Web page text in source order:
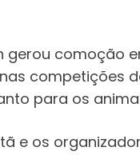
gerou comoção
competições
para os
e os